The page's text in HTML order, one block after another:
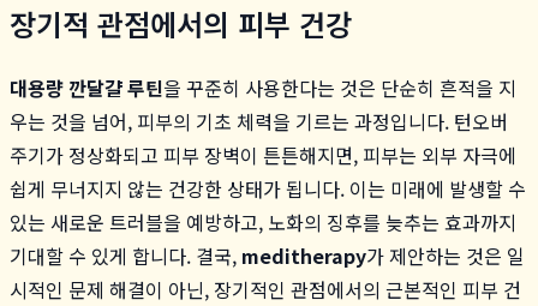
장기적 관점에서의 피부 건강
대용량 깐달걀 루틴을 꾸준히 사용한다는 것은 단순히 흔적을 지
우는 것을 넘어, 피부의 기초 체력을 기르는 과정입니다. 턴오버
주기가 정상화되고 피부 장벽이 튼튼해지면, 피부는 외부 자극에
쉽게 무너지지 않는 건강한 상태가 됩니다. 이는 미래에 발생할 수
있는 새로운 트러블을 예방하고, 노화의 징후를 늦추는 효과까지
기대할 수 있게 합니다. 결국, meditherapy가 제안하는 것은 일
시적인 문제 해결이 아닌, 장기적인 관점에서의 근본적인 피부 건